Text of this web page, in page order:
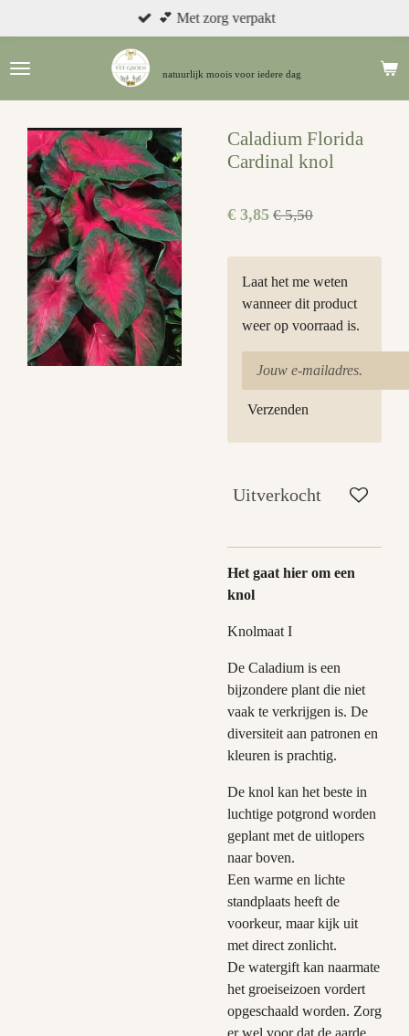
direct
naar
natuurlijk moois voor iedere dag
💕 Met zorg verpakt
Caladium Florida
Cardinal knol
€ 3,85 € 5,50
Laat het me weten
wanneer dit product
weer op voorraad is.
Verzenden
Uitverkocht
Het gaat hier om een
knol
Knolmaat I
De Caladium is een
bijzondere plant die niet
vaak te verkrijgen is. De
diversiteit aan patronen en
kleuren is prachtig.
De knol kan het beste in
luchtige potgrond worden
geplant met de uitlopers
naar boven.
Een warme en lichte
standplaats heeft de
voorkeur, maar kijk uit
met direct zonlicht.
De watergift kan naarmate
het groeiseizoen vordert
opgeschaald worden. Zorg
er wel voor dat de aarde